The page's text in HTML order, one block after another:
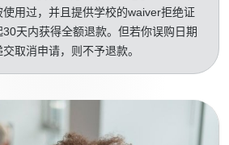
用过，并且提供学校的waiver拒绝证
天内获得全额退款。但若你误购日期
取消申请，则不予退款。